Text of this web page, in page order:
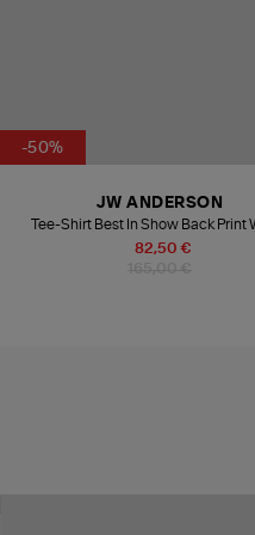
-50%
82,50 €
JW ANDERSON
Tee-Shirt Best In Show Back Print